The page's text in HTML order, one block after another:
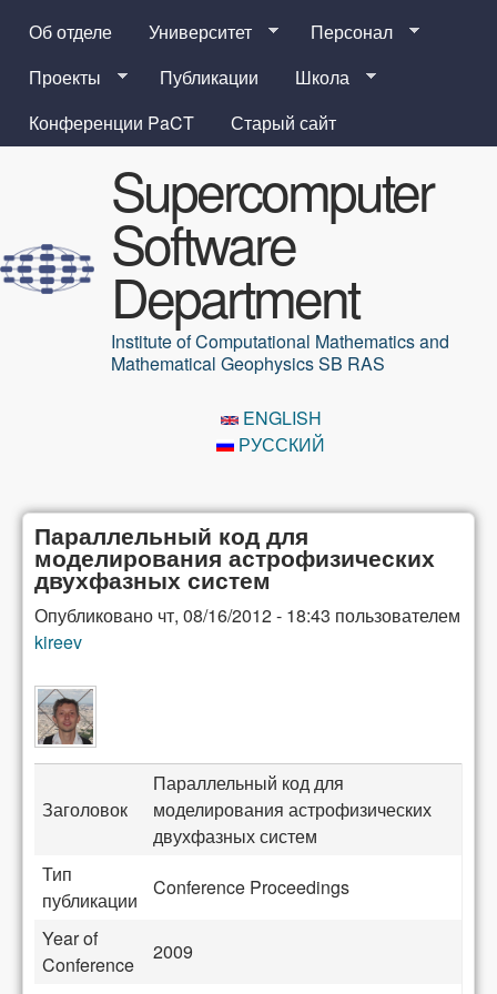
Об отделе Университет
Персонал
Проекты
Публикации
Школа
Конференции PaCT
Старый сайт
Supercomputer
Software
Department
Institute of Computational Mathematics and
Mathematical Geophysics SB RAS
ENGLISH
РУССКИЙ
Параллельный код для
моделирования астрофизических
двухфазных систем
Опубликовано чт, 08/16/2012 - 18:43 пользователем
kireev
Заголовок
Параллельный код для
моделирования астрофизических
двухфазных систем
Тип
публикации
Conference Proceedings
Year of
Conference
2009